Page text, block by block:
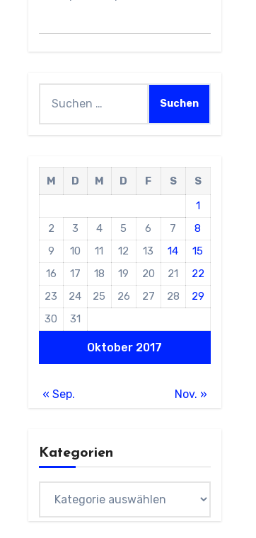
nach:
Oktober 2017
M D M D F S
S
1
2
3 4 5 6 7
8
9
10 11 12 13 14
15
16
17 18 19 20 21
22
23
24 25 26 27 28
29
30
31
« Sep. Nov. »
Kategorien